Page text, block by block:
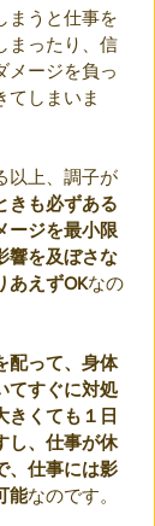
まうと仕事を
まったり、信
メージを負っ
てしまいま
以上、調子が
きも必ずある
ージを最小限
響を及ぼさな
あえずOKなの
配って、身体
てすぐに対処
きくても１日
し、仕事が休
、仕事には影
能なのです。